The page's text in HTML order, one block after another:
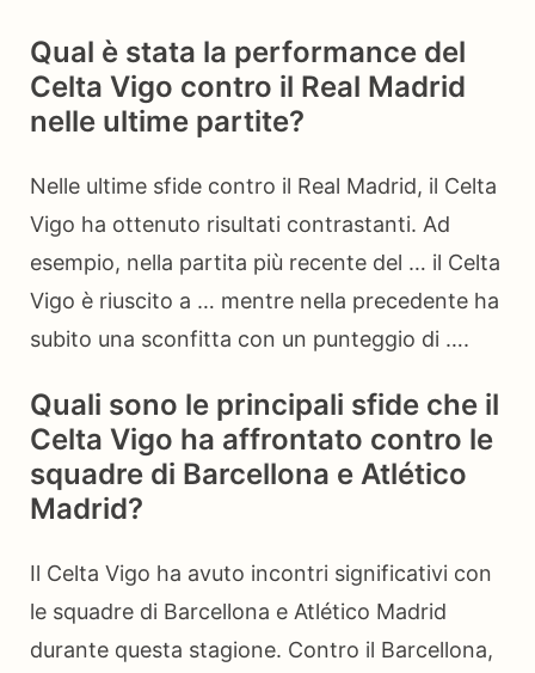
Qual è stata la performance del
Celta Vigo contro il Real Madrid
nelle ultime partite?
Nelle ultime sfide contro il Real Madrid, il Celta
Vigo ha ottenuto risultati contrastanti. Ad
esempio, nella partita più recente del … il Celta
Vigo è riuscito a … mentre nella precedente ha
subito una sconfitta con un punteggio di ….
Quali sono le principali sfide che il
Celta Vigo ha affrontato contro le
squadre di Barcellona e Atlético
Madrid?
Il Celta Vigo ha avuto incontri significativi con
le squadre di Barcellona e Atlético Madrid
durante questa stagione. Contro il Barcellona,